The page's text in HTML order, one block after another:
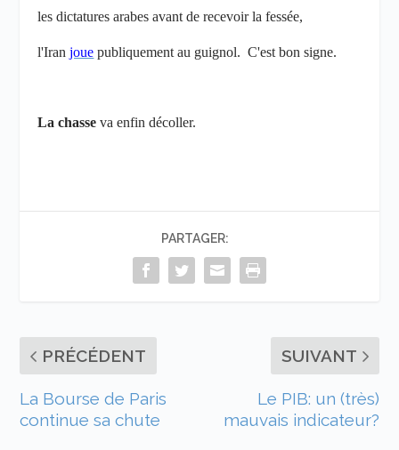
les dictatures arabes avant de recevoir la fessée,
l'Iranjoue publiquement au guignol. C'est bon signe.
La chasse va enfin décoller.
PARTAGER:
PRÉCÉDENT
La Bourse de Paris
continue sa chute
SUIVANT
Le PIB: un (très)
mauvais indicateur?